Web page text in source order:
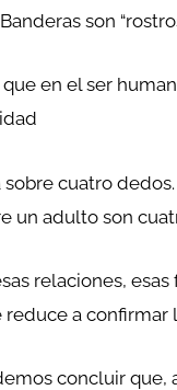
son
en el ser
cuatro
un adulto son
relaciones,
reduce a
concluir que,